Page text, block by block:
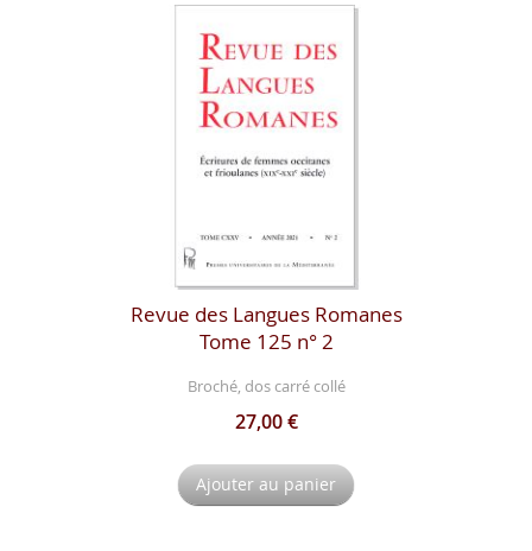
Revue des Langues Romanes
Tome 125 n° 2
Broché, dos carré collé
27,00 €
Ajouter au panier